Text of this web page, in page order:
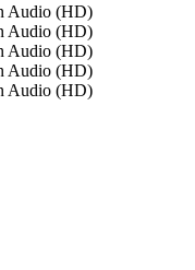
Audio (HD)
Audio (HD)
Audio (HD)
Audio (HD)
Audio (HD)